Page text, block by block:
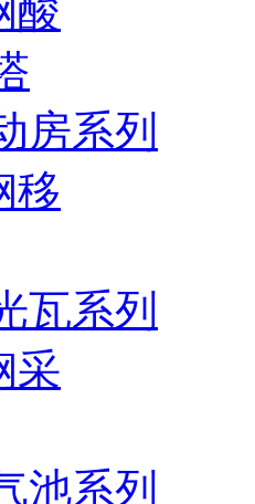
酸
房系列
移
瓦系列
采
池系列